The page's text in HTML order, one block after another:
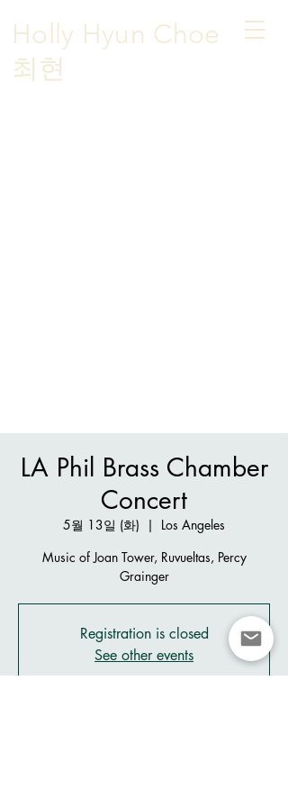
Holly Hyun Choe
​최현
LA Phil Brass Chamber
Concert
5월 13일 (화)
  |
Los Angeles
Music of Joan Tower, Ruvueltas, Percy
Grainger
Registration is closed
See other events